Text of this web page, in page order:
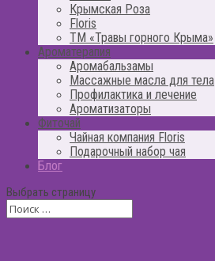
Крымская Роза
Floris
ТМ «Травы горного Крыма»
Ароматерапия
Аромабальзамы
Массажные масла для тела
Профилактика и лечение
Ароматизаторы
Фиточай
Чайная компания Floris
Подарочный набор чая
Блог
Выбрать страницу